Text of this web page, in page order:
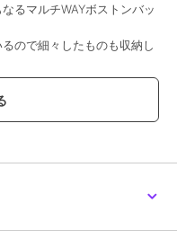
るマルチWAYボストンバッ
ので細々したものも収納し
にくい仕様もポイント♪
イント♪
ク